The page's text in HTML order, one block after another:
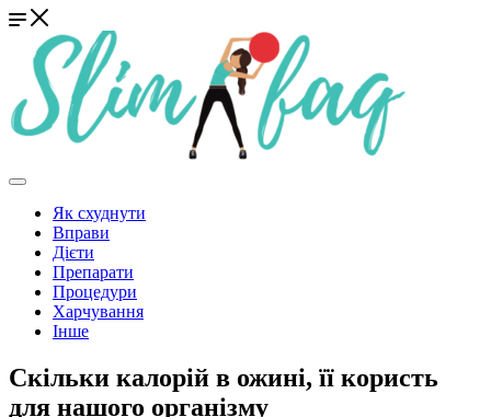
Як схуднути
Вправи
Дієти
Препарати
Процедури
Харчування
Інше
Скільки калорій в ожині, її користь
для нашого організму